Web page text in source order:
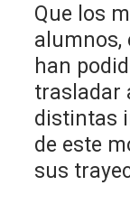
Que los
alumnos,
han
trasladar
distintas
de este
sus